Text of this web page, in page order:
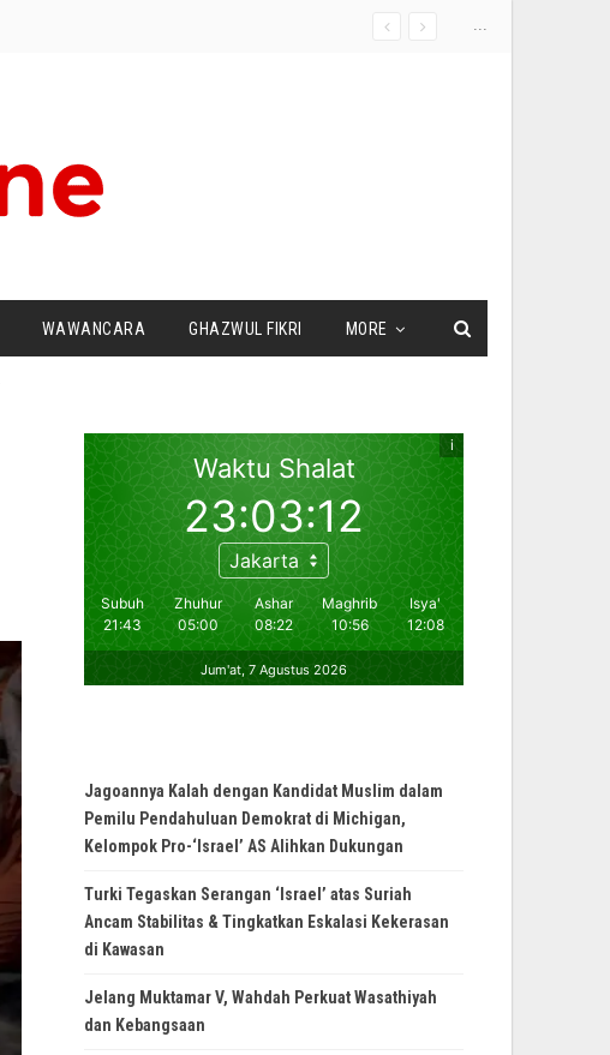
...
WAWANCARA GHAZWUL FIKRI MORE
Jagoannya Kalah dengan Kandidat Muslim dalam
Pemilu Pendahuluan Demokrat di Michigan,
Kelompok Pro-‘Israel’ AS Alihkan Dukungan
Turki Tegaskan Serangan ‘Israel’ atas Suriah
Ancam Stabilitas & Tingkatkan Eskalasi Kekerasan
di Kawasan
Jelang Muktamar V, Wahdah Perkuat Wasathiyah
dan Kebangsaan